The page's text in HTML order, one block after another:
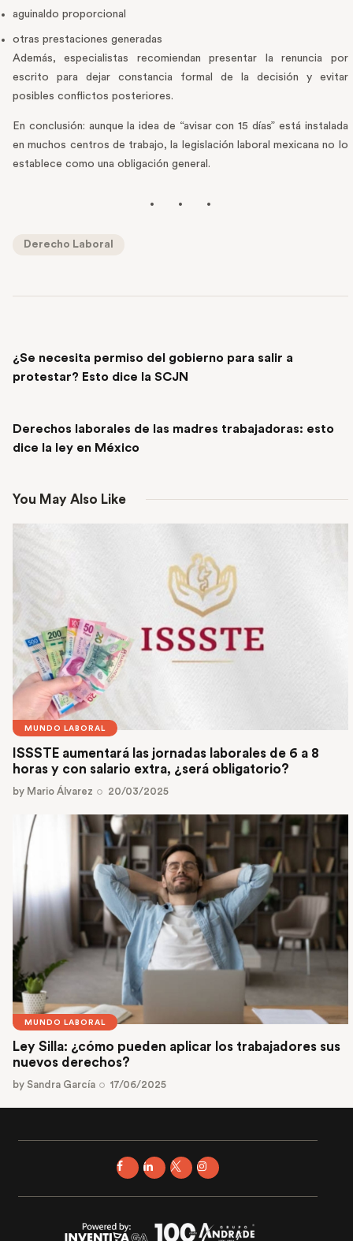
aguinaldo proporcional
otras prestaciones generadas
Además, especialistas recomiendan presentar la renuncia por
escrito para dejar constancia formal de la decisión y evitar
posibles conflictos posteriores.
En conclusión: aunque la idea de “avisar con 15 días” está instalada
en muchos centros de trabajo, la legislación laboral mexicana no lo
establece como una obligación general.
Derecho Laboral
¿Se necesita permiso del gobierno para salir a
protestar? Esto dice la SCJN
Derechos laborales de las madres trabajadoras: esto
dice la ley en México
You May Also Like
MUNDO LABORAL
ISSSTE aumentará las jornadas laborales de 6 a 8
horas y con salario extra, ¿será obligatorio?
by Mario Álvarez 20/03/2025
MUNDO LABORAL
Ley Silla: ¿cómo pueden aplicar los trabajadores sus
nuevos derechos?
by Sandra García 17/06/2025